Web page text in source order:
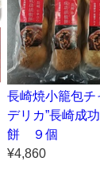
長崎焼小籠包チ
デリカ”長崎成
餅 ９個
¥4,860